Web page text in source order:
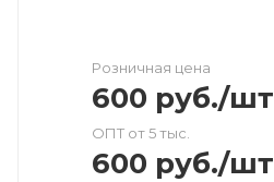
Розничная цена
600 руб./шт
ОПТ от 5 тыс.
600 руб./шт